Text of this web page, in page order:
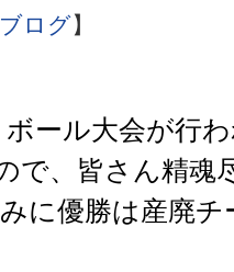
ログ】
ール大会が行
で、皆さん精魂
に優勝は産廃